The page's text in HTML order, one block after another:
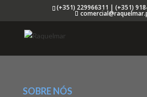
(+351) 229966311 | (+351)
SOBRE NÓS